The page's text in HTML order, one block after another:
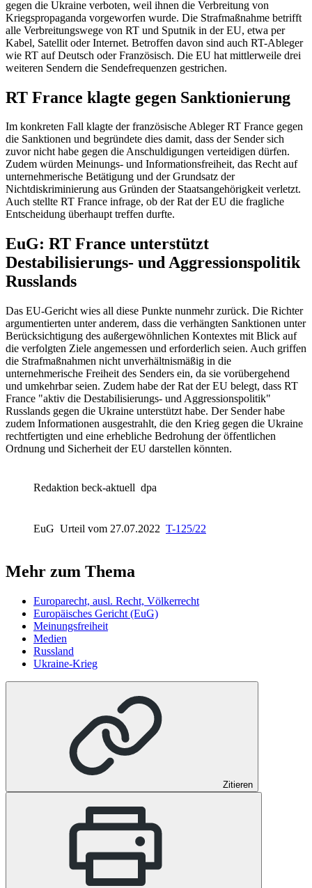
gegen die Ukraine verboten, weil ihnen die Verbreitung von
Kriegspropaganda vorgeworfen wurde. Die Strafmaßnahme betrifft
alle Verbreitungswege von RT und Sputnik in der EU, etwa per
Kabel, Satellit oder Internet. Betroffen davon sind auch RT-Ableger
wie RT auf Deutsch oder Französisch. Die EU hat mittlerweile drei
weiteren Sendern die Sendefrequenzen gestrichen.
RT France klagte gegen Sanktionierung
Im konkreten Fall klagte der französische Ableger RT France gegen
die Sanktionen und begründete dies damit, dass der Sender sich
zuvor nicht habe gegen die Anschuldigungen verteidigen dürfen.
Zudem würden Meinungs- und Informationsfreiheit, das Recht auf
unternehmerische Betätigung und der Grundsatz der
Nichtdiskriminierung aus Gründen der Staatsangehörigkeit verletzt.
Auch stellte RT France infrage, ob der Rat der EU die fragliche
Entscheidung überhaupt treffen durfte.
EuG: RT France unterstützt
Destabilisierungs- und Aggressionspolitik
Russlands
Das EU-Gericht wies all diese Punkte nunmehr zurück. Die Richter
argumentierten unter anderem, dass die verhängten Sanktionen unter
Berücksichtigung des außergewöhnlichen Kontextes mit Blick auf
die verfolgten Ziele angemessen und erforderlich seien. Auch griffen
die Strafmaßnahmen nicht unverhältnismäßig in die
unternehmerische Freiheit des Senders ein, da sie vorübergehend
und umkehrbar seien. Zudem habe der Rat der EU belegt, dass RT
France "aktiv die Destabilisierungs- und Aggressionspolitik"
Russlands gegen die Ukraine unterstützt habe. Der Sender habe
zudem Informationen ausgestrahlt, die den Krieg gegen die Ukraine
rechtfertigten und eine erhebliche Bedrohung der öffentlichen
Ordnung und Sicherheit der EU darstellen könnten.
Redaktion beck-aktuell dpa
EuG Urteil vom 27.07.2022 T-125/22
Mehr zum Thema
Europarecht, ausl. Recht, Völkerrecht
Europäisches Gericht (EuG)
Meinungsfreiheit
Medien
Russland
Ukraine-Krieg
Zitieren